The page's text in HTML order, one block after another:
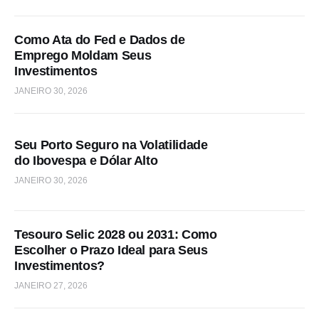
Como Ata do Fed e Dados de
Emprego Moldam Seus
Investimentos
JANEIRO 30, 2026
Seu Porto Seguro na Volatilidade
do Ibovespa e Dólar Alto
JANEIRO 30, 2026
Tesouro Selic 2028 ou 2031: Como
Escolher o Prazo Ideal para Seus
Investimentos?
JANEIRO 27, 2026